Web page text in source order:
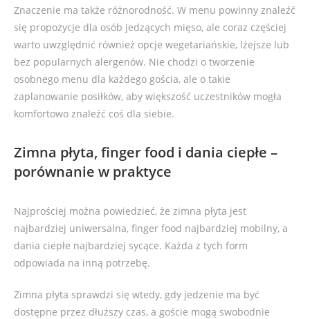
Znaczenie ma także różnorodność. W menu powinny znaleźć
się propozycje dla osób jedzących mięso, ale coraz częściej
warto uwzględnić również opcje wegetariańskie, lżejsze lub
bez popularnych alergenów. Nie chodzi o tworzenie
osobnego menu dla każdego gościa, ale o takie
zaplanowanie posiłków, aby większość uczestników mogła
komfortowo znaleźć coś dla siebie.
Zimna płyta, finger food i dania ciepłe –
porównanie w praktyce
Najprościej można powiedzieć, że zimna płyta jest
najbardziej uniwersalna, finger food najbardziej mobilny, a
dania ciepłe najbardziej sycące. Każda z tych form
odpowiada na inną potrzebę.
Zimna płyta sprawdzi się wtedy, gdy jedzenie ma być
dostępne przez dłuższy czas, a goście mogą swobodnie